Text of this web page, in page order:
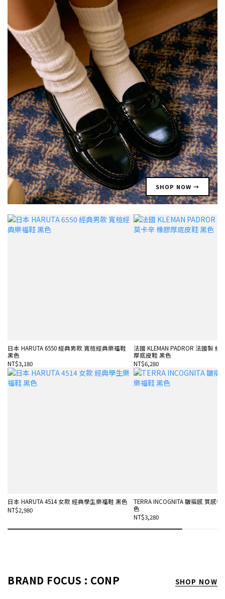
SHOP NOW →
日本 HARUTA 6550 經典男款 寬楦經典樂福鞋
黑色
NT$3,180
法國 KLEMAN PADROR 法國製 經
厚底皮鞋 黑色
NT$6,280
日本 HARUTA 4514 女款 經典學生樂福鞋 黑色
NT$2,980
TERRA INCOGNITA 皺褶感 質感
色
NT$3,280
BRAND FOCUS : CONP SHOP NOW